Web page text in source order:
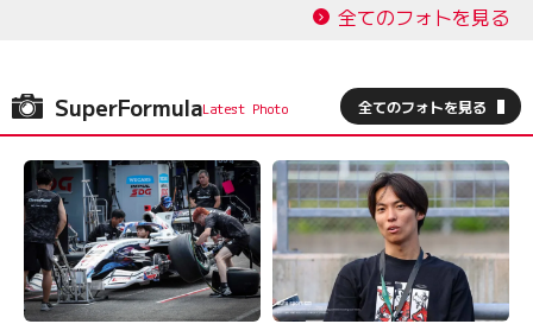
全てのフォトを見る
SuperFormula 全てのフォトを見る